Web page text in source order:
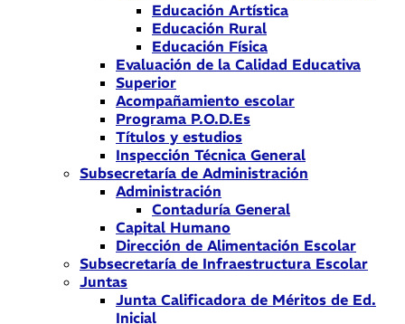
Educación Artística
Educación Rural
Educación Física
Evaluación de la Calidad Educativa
Superior
Acompañamiento escolar
Programa P.O.D.Es
Títulos y estudios
Inspección Técnica General
Subsecretaría de Administración
Administración
Contaduría General
Capital Humano
Dirección de Alimentación Escolar
Subsecretaría de Infraestructura Escolar
Juntas
Junta Calificadora de Méritos de Ed.
Inicial